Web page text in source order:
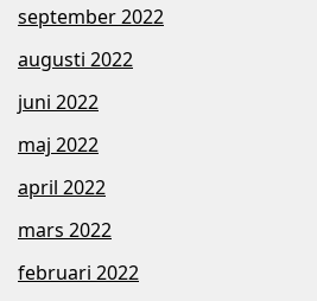
september 2022
augusti 2022
juni 2022
maj 2022
april 2022
mars 2022
februari 2022